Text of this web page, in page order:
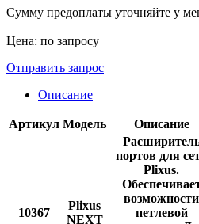
Сумму предоплаты уточняйте у
Цена: по запросу
Отправить запрос
Описание
Артикул Модель Описание
10367
Plixus
NEXT
портов для
Plixus.
возможности
петлевой